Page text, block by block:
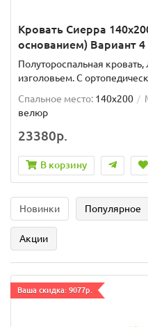
Кровать Сиерра
основанием) Вариант 4
Полутороспальная
изголовьем. C
Спальное место: 140x200
велюр
23380р.
В корзину
Новинки Популярное
Акции
Ваша скидка: 9077р.